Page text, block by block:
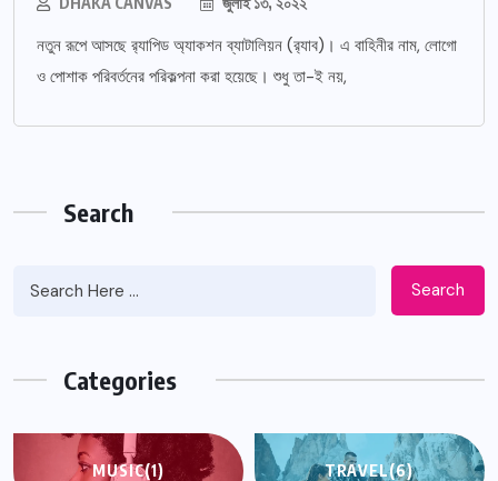
নতুন রূপে আসছে র‌্যাপিড অ্যাকশন ব্যাটালিয়ন (র‌্যাব)। এ বাহিনীর নাম, লোগো
ও পোশাক পরিবর্তনের পরিকল্পনা করা হয়েছে। শুধু তা-ই নয়,
Search
Search
Categories
MUSIC(1) TRAVEL(6)